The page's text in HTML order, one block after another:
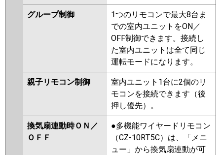
グループ制御
1つのリモコンで最大8台ま
での室内ユニットをON／
OFF制御できます。接続し
た室内ユニットは全て同じ
運転モードになります。
親子リモコン制御
室内ユニット1台に2個のリ
モコンを接続できます（後
押し優先）。
換気扇連動時ＯＮ／
ＯＦＦ
●多機能ワイヤードリモコン
（CZ-10RT5C）は、「メニ
ュー」から換気扇連動が可